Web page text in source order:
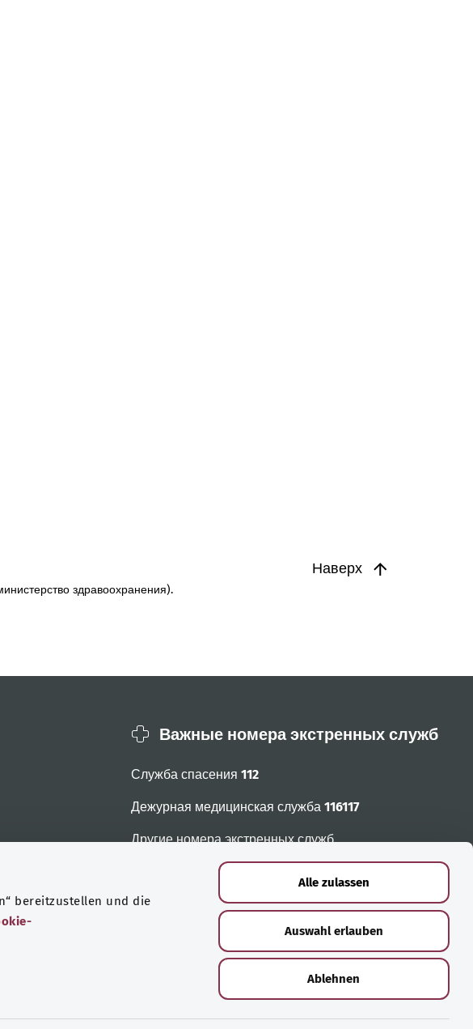
bereitzustellen und die
Alle zulassen
Auswahl erlauben
Ablehnen
Наверх
здравоохранения).
Важные номера экстренных служб
Служба спасения 112
Дежурная медицинская служба 116117
Другие номера экстренных служб